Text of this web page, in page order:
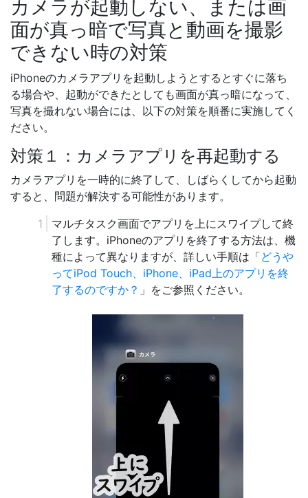
カメラが起動しない、または画
面が真っ暗で写真と動画を撮影
できない時の対策
iPhoneのカメラアプリを起動しようとするとすぐに落ち
る場合や、起動ができたとしても画面が真っ暗になって、
写真を撮れない場合には、以下の対策を順番に実施してく
ださい。
対策１：カメラアプリを再起動する
カメラアプリを一時的に終了して、しばらくしてから起動
すると、問題が解決する可能性があります。
マルチタスク画面でアプリを上にスワイプして終
了します。iPhoneのアプリを終了する方法は、機
種によって異なりますが、詳しい手順は「どうや
ってiPod Touch、iPhone、iPad上のアプリを終
了するのですか？ 」をご参照ください。